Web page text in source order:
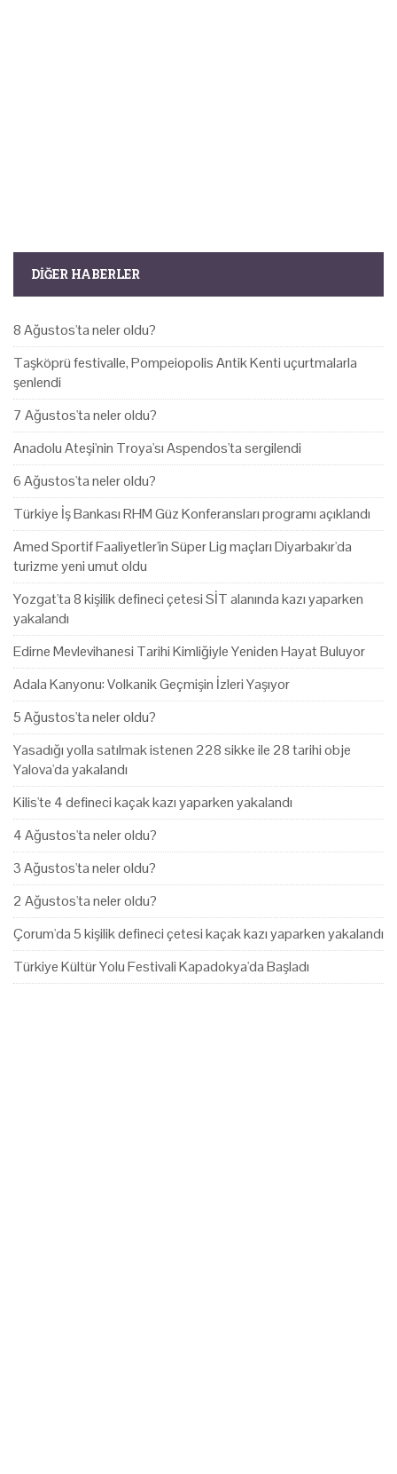
DIĞER HABERLER
8 Ağustos'ta neler oldu?
Taşköprü festivalle, Pompeiopolis Antik Kenti uçurtmalarla
şenlendi
7 Ağustos'ta neler oldu?
Anadolu Ateşi'nin Troya'sı Aspendos'ta sergilendi
6 Ağustos'ta neler oldu?
Türkiye İş Bankası RHM Güz Konferansları programı açıklandı
Amed Sportif Faaliyetler'in Süper Lig maçları Diyarbakır'da
turizme yeni umut oldu
Yozgat'ta 8 kişilik defineci çetesi SİT alanında kazı yaparken
yakalandı
Edirne Mevlevihanesi Tarihi Kimliğiyle Yeniden Hayat Buluyor
Adala Kanyonu: Volkanik Geçmişin İzleri Yaşıyor
5 Ağustos'ta neler oldu?
Yasadığı yolla satılmak istenen 228 sikke ile 28 tarihi obje
Yalova'da yakalandı
Kilis'te 4 defineci kaçak kazı yaparken yakalandı
4 Ağustos'ta neler oldu?
3 Ağustos'ta neler oldu?
2 Ağustos'ta neler oldu?
Çorum'da 5 kişilik defineci çetesi kaçak kazı yaparken yakalandı
Türkiye Kültür Yolu Festivali Kapadokya'da Başladı